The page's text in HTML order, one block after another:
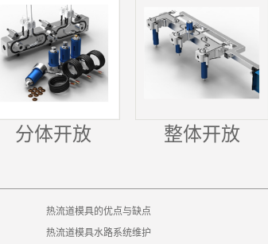
分体开放 整体开放
热流道模具的优点与缺点
热流道模具水路系统维护